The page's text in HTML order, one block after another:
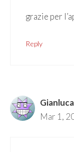
grazie per
Reply
Gianluca
Mar 1,